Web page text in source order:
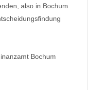
also in Bochum
Bochum